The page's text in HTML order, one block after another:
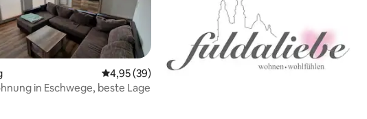
Durchschnittliche Bewertung: 4,95 von 5, 39
4,95 (39)
in Eschwege, beste Lage